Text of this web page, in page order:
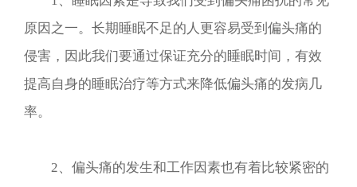
原因之一。长期睡眠不足的人更容易受到偏头痛的
侵害，因此我们要通过保证充分的睡眠时间，有效
提高自身的睡眠治疗等方式来降低偏头痛的发病几
率。
2、偏头痛的发生和工作因素也有着比较紧密的